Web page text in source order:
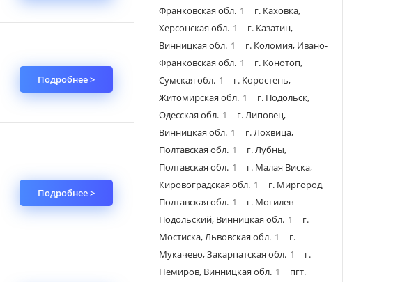
Подробнее >
Подробнее >
Франковская обл. 1
г. Каховка,
Херсонская обл. 1
г. Казатин,
Винницкая обл. 1
г. Коломия, Ивано-
Франковская обл. 1
г. Конотоп,
Сумская обл. 1
г. Коростень,
Житомирская обл. 1
г. Подольск,
Одесская обл. 1
г. Липовец,
Винницкая обл. 1
г. Лохвица,
Полтавская обл. 1
г. Лубны,
Полтавская обл. 1
г. Малая Виска,
Кировоградская обл. 1
г. Миргород,
Полтавская обл. 1
г. Могилев-
Подольский, Винницкая обл. 1
г.
Мостиска, Львовская обл. 1
г.
Мукачево, Закарпатская обл. 1
г.
Немиров, Винницкая обл. 1
пгт.